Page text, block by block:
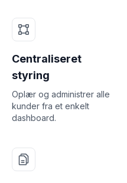
Centraliseret
styring
Oplær og administrer alle
kunder fra et enkelt
dashboard.